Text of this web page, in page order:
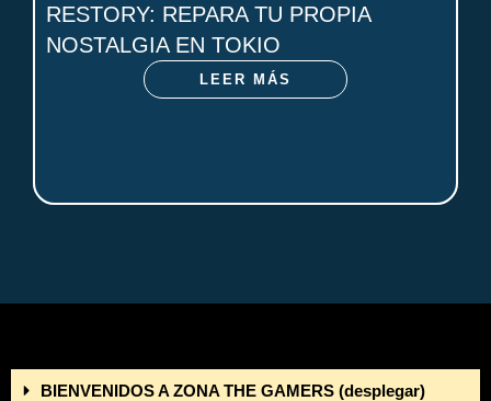
RESTORY: REPARA TU PROPIA
NOSTALGIA EN TOKIO
LEER MÁS
BIENVENIDOS A ZONA THE GAMERS (desplegar)